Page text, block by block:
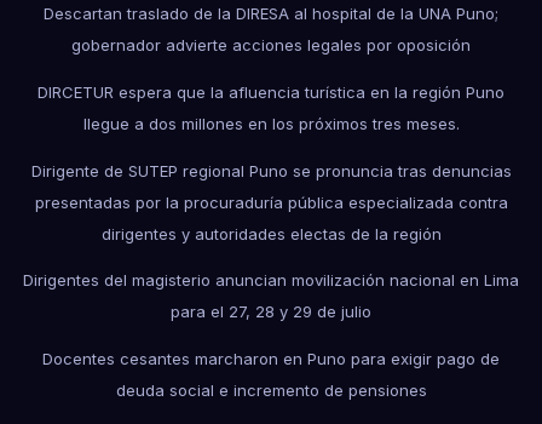
Descartan traslado de la DIRESA al hospital de la UNA Puno;
gobernador advierte acciones legales por oposición
DIRCETUR espera que la afluencia turística en la región Puno
llegue a dos millones en los próximos tres meses.
Dirigente de SUTEP regional Puno se pronuncia tras denuncias
presentadas por la procuraduría pública especializada contra
dirigentes y autoridades electas de la región
Dirigentes del magisterio anuncian movilización nacional en Lima
para el 27, 28 y 29 de julio
Docentes cesantes marcharon en Puno para exigir pago de
deuda social e incremento de pensiones